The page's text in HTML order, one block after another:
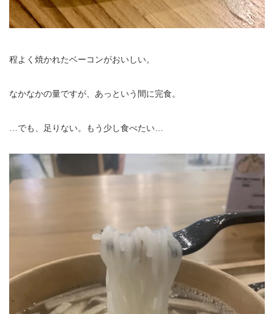
程よく焼かれたベーコンがおいしい。
なかなかの量ですが、あっという間に完食。
…でも、足りない。もう少し食べたい…